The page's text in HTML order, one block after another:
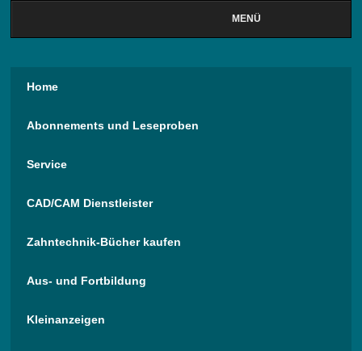
MENÜ
Home
Abonnements und Leseproben
Service
CAD/CAM Dienstleister
Zahntechnik-Bücher kaufen
Aus- und Fortbildung
Kleinanzeigen